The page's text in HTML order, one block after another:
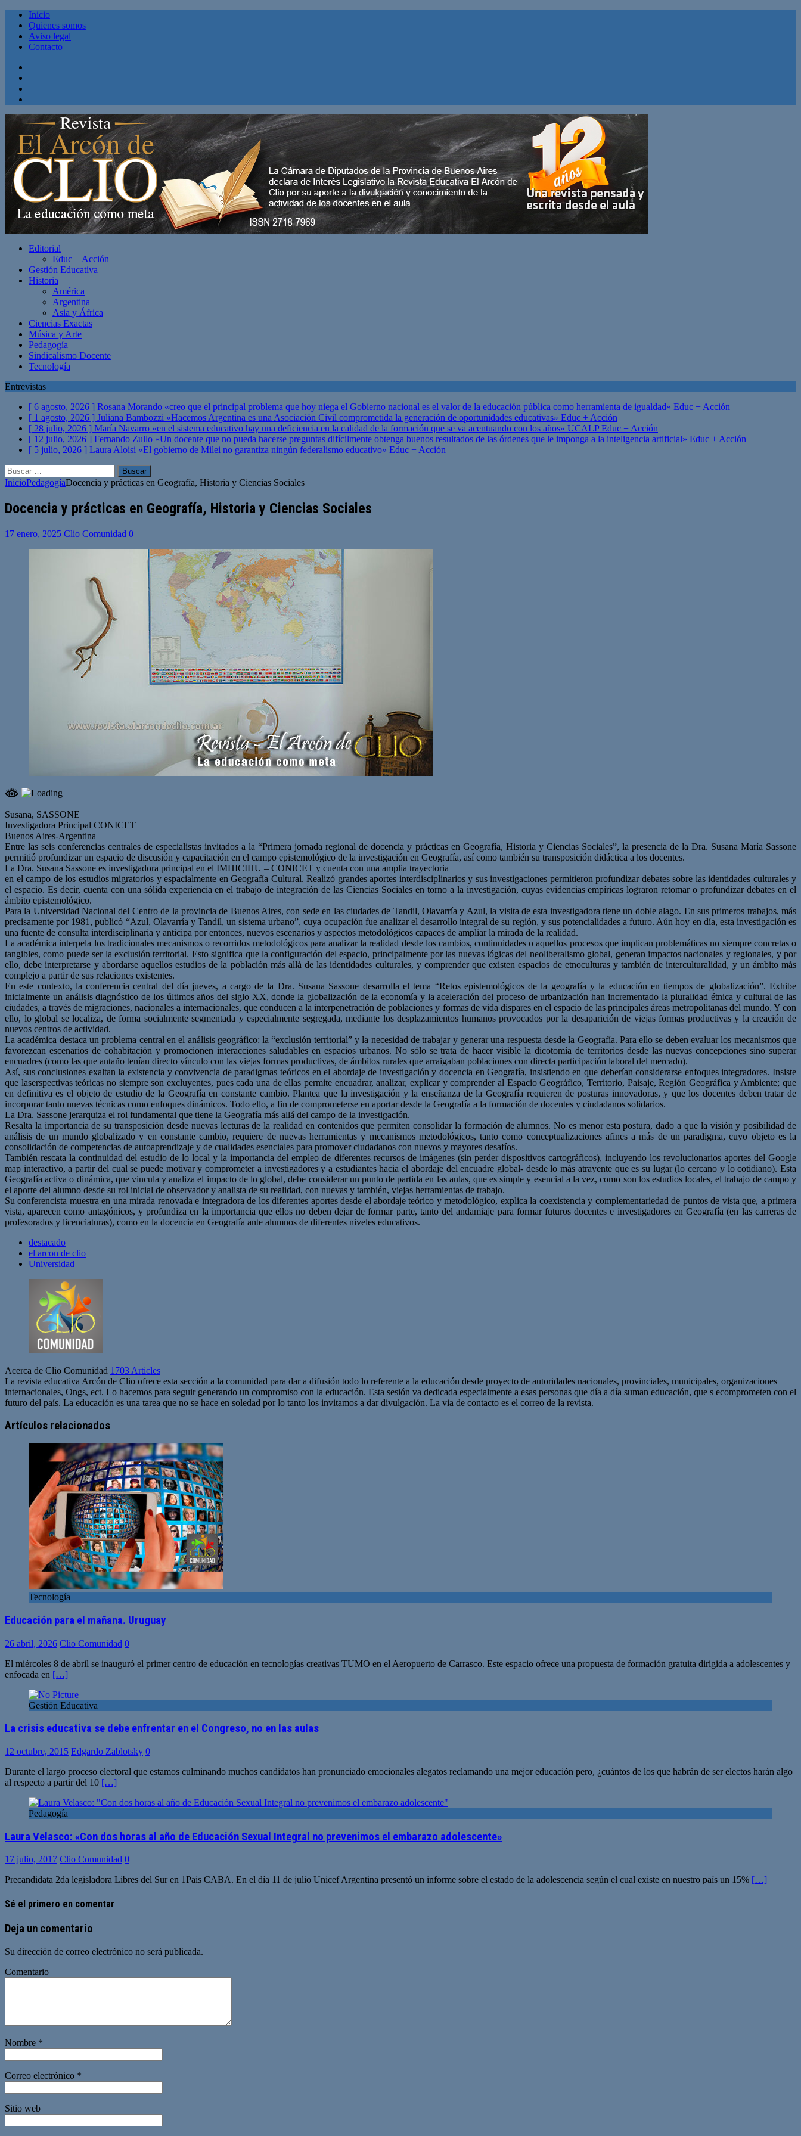
Inicio
Quienes somos
Aviso legal
Contacto
Editorial
Educ + Acción
Gestión Educativa
Historia
América
Argentina
Asia y África
Ciencias Exactas
Música y Arte
Pedagogía
Sindicalismo Docente
Tecnología
Entrevistas
[ 6 agosto, 2026 ] Rosana Morando «creo que el principal problema que hoy niega el Gobierno nacional es el valor de la educación pública como herramienta de igualdad» Educ + Acción
[ 1 agosto, 2026 ] Juliana Bambozzi «Hacemos Argentina es una Asociación Civil comprometida la generación de oportunidades educativas» Educ + Acción
[ 28 julio, 2026 ] María Navarro «en el sistema educativo hay una deficiencia en la calidad de la formación que se va acentuando con los años» UCALPEduc + Acción
[ 12 julio, 2026 ] Fernando Zullo «Un docente que no pueda hacerse preguntas difícilmente obtenga buenos resultados de las órdenes que le imponga a la inteligencia artificial» Educ + Acción
[ 5 julio, 2026 ] Laura Aloisi «El gobierno de Milei no garantiza ningún federalismo educativo» Educ + Acción
Buscar:
InicioPedagogíaDocencia y prácticas en Geografía, Historia y Ciencias Sociales
Docencia y prácticas en Geografía, Historia y Ciencias Sociales
17 enero, 2025 Clio Comunidad 0
Susana, SASSONE
Investigadora Principal CONICET
Buenos Aires-Argentina
Entre las seis conferencias centrales de especialistas invitados a la “Primera jornada regional de docencia y prácticas en Geografía, Historia y Ciencias Sociales”, la presencia de la Dra. Susana María Sassone
permitió profundizar un espacio de discusión y capacitación en el campo epistemológico de la investigación en Geografía, así como también su transposición didáctica a los docentes.
La Dra. Susana Sassone es investigadora principal en el IMHICIHU – CONICET y cuenta con una amplia trayectoria
en el campo de los estudios migratorios y espacialmente en Geografía Cultural. Realizó grandes aportes interdisciplinarios y sus investigaciones permitieron profundizar debates sobre las identidades culturales y
el espacio. Es decir, cuenta con una sólida experiencia en el trabajo de integración de las Ciencias Sociales en torno a la investigación, cuyas evidencias empíricas lograron retomar o profundizar debates en el
ámbito epistemológico.
Para la Universidad Nacional del Centro de la provincia de Buenos Aires, con sede en las ciudades de Tandil, Olavarría y Azul, la visita de esta investigadora tiene un doble alago. En sus primeros trabajos, más
precisamente por 1981, publicó “Azul, Olavarría y Tandil, un sistema urbano”, cuya ocupación fue analizar el desarrollo integral de su región, y sus potencialidades a futuro. Aún hoy en día, esta investigación es
una fuente de consulta interdisciplinaria y anticipa por entonces, nuevos escenarios y aspectos metodológicos capaces de ampliar la mirada de la realidad.
La académica interpela los tradicionales mecanismos o recorridos metodológicos para analizar la realidad desde los cambios, continuidades o aquellos procesos que implican problemáticas no siempre concretas o
tangibles, como puede ser la exclusión territorial. Esto significa que la configuración del espacio, principalmente por las nuevas lógicas del neoliberalismo global, generan impactos nacionales y regionales, y por
ello, debe interpretarse y abordarse aquellos estudios de la población más allá de las identidades culturales, y comprender que existen espacios de etnoculturas y también de interculturalidad, y un ámbito más
complejo a partir de sus relaciones existentes.
En este contexto, la conferencia central del día jueves, a cargo de la Dra. Susana Sassone desarrolla el tema “Retos epistemológicos de la geografía y la educación en tiempos de globalización”. Exhibe
inicialmente un análisis diagnóstico de los últimos años del siglo XX, donde la globalización de la economía y la aceleración del proceso de urbanización han incrementado la pluralidad étnica y cultural de las
ciudades, a través de migraciones, nacionales a internacionales, que conducen a la interpenetración de poblaciones y formas de vida dispares en el espacio de las principales áreas metropolitanas del mundo. Y con
ello, lo global se localiza, de forma socialmente segmentada y especialmente segregada, mediante los desplazamientos humanos provocados por la desaparición de viejas formas productivas y la creación de
nuevos centros de actividad.
La académica destaca un problema central en el análisis geográfico: la “exclusión territorial” y la necesidad de trabajar y generar una respuesta desde la Geografía. Para ello se deben evaluar los mecanismos que
favorezcan escenarios de cohabitación y promocionen interacciones saludables en espacios urbanos. No sólo se trata de hacer visible la dicotomía de territorios desde las nuevas concepciones sino superar
encuadres (como las que antaño tenían directo vínculo con las viejas formas productivas, de ámbitos rurales que arraigaban poblaciones con directa participación laboral del mercado).
Así, sus conclusiones exaltan la existencia y convivencia de paradigmas teóricos en el abordaje de investigación y docencia en Geografía, insistiendo en que deberían considerarse enfoques integradores. Insiste
que laserspectivas teóricas no siempre son excluyentes, pues cada una de ellas permite encuadrar, analizar, explicar y comprender al Espacio Geográfico, Territorio, Paisaje, Región Geográfica y Ambiente; que
en definitiva es el objeto de estudio de la Geografía en constante cambio. Plantea que la investigación y la enseñanza de la Geografía requieren de posturas innovadoras, y que los docentes deben tratar de
incorporar tanto nuevas técnicas como enfoques dinámicos. Todo ello, a fin de comprometerse en aportar desde la Geografía a la formación de docentes y ciudadanos solidarios.
La Dra. Sassone jerarquiza el rol fundamental que tiene la Geografía más allá del campo de la investigación.
Resalta la importancia de su transposición desde nuevas lecturas de la realidad en contenidos que permiten consolidar la formación de alumnos. No es menor esta postura, dado a que la visión y posibilidad de
análisis de un mundo globalizado y en constante cambio, requiere de nuevas herramientas y mecanismos metodológicos, tanto como conceptualizaciones afines a más de un paradigma, cuyo objeto es la
consolidación de competencias de autoaprendizaje y de cualidades esenciales para promover ciudadanos con nuevos y mayores desafíos.
También rescata la continuidad del estudio de lo local y la importancia del empleo de diferentes recursos de imágenes (sin perder dispositivos cartográficos), incluyendo los revolucionarios aportes del Google
map interactivo, a partir del cual se puede motivar y comprometer a investigadores y a estudiantes hacia el abordaje del encuadre global- desde lo más atrayente que es su lugar (lo cercano y lo cotidiano). Esta
Geografía activa o dinámica, que vincula y analiza el impacto de lo global, debe considerar un punto de partida en las aulas, que es simple y esencial a la vez, como son los estudios locales, el trabajo de campo y
el aporte del alumno desde su rol inicial de observador y analista de su realidad, con nuevas y también, viejas herramientas de trabajo.
Su conferencista muestra en una mirada renovada e integradora de los diferentes aportes desde el abordaje teórico y metodológico, explica la coexistencia y complementariedad de puntos de vista que, a primera
vista, aparecen como antagónicos, y profundiza en la importancia que ellos no deben dejar de formar parte, tanto del andamiaje para formar futuros docentes e investigadores en Geografía (en las carreras de
profesorados y licenciaturas), como en la docencia en Geografía ante alumnos de diferentes niveles educativos.
destacado
el arcon de clio
Universidad
Acerca de Clio Comunidad 1703 Articles
La revista educativa Arcón de Clio ofrece esta sección a la comunidad para dar a difusión todo lo referente a la educación desde proyecto de autoridades nacionales, provinciales, municipales, organizaciones
internacionales, Ongs, ect. Lo hacemos para seguir generando un compromiso con la educación. Esta sesión va dedicada especialmente a esas personas que día a día suman educación, que s ecomprometen con el
futuro del país. La educación es una tarea que no se hace en soledad por lo tanto los invitamos a dar divulgación. La via de contacto es el correo de la revista.
web
Artículos relacionados
Tecnología
Educación para el mañana. Uruguay
26 abril, 2026 Clio Comunidad 0
El miércoles 8 de abril se inauguró el primer centro de educación en tecnologías creativas TUMO en el Aeropuerto de Carrasco. Este espacio ofrece una propuesta de formación gratuita dirigida a adolescentes y
enfocada en […]
Gestión Educativa
La crisis educativa se debe enfrentar en el Congreso, no en las aulas
12 octubre, 2015 Edgardo Zablotsky 0
Durante el largo proceso electoral que estamos culminando muchos candidatos han pronunciado emocionales alegatos reclamando una mejor educación pero, ¿cuántos de los que habrán de ser electos harán algo
al respecto a partir del 10 […]
Pedagogía
Laura Velasco: «Con dos horas al año de Educación Sexual Integral no prevenimos el embarazo adolescente»
17 julio, 2017 Clio Comunidad 0
Precandidata 2da legisladora Libres del Sur en 1Pais CABA. En el día 11 de julio Unicef Argentina presentó un informe sobre el estado de la adolescencia según el cual existe en nuestro país un 15% […]
Sé el primero en comentar
Deja un comentario
Su dirección de correo electrónico no será publicada.
Comentario
Nombre *
Correo electrónico *
Sitio web